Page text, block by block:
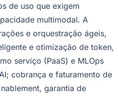
de uso que exigem
multimodal. A
e orquestração ágeis,
e otimização de token,
serviço (PaaS) e MLOps
cobrança e faturamento de
garantia de